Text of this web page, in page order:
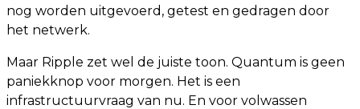
nog worden uitgevoerd, getest en gedragen door
het netwerk.
Maar Ripple zet wel de juiste toon. Quantum is geen
paniekknop voor morgen. Het is een
infrastructuurvraag van nu. En voor volwassen